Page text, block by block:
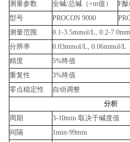
测量参数 全碱/总碱（+m值）
F酞
型号
PROCON 9000
测量范围
0.1-3.5mmol/L, 0.2-
分辨率
0.03mmol/L, 0.06mmol/L
精度
5%终值
重复性
3%终值
零点稳定性
自动调整
分析
周期
3-10min 取决于碱度值
间隔
1min-99min